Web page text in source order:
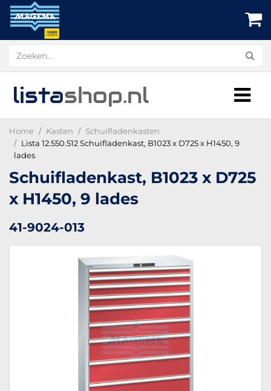
listashop.nl
Home Kasten
Schuifladenkasten
Lista 12.550.512 Schuifladenkast, B1023 x D725 x H1450, 9
lades
Schuifladenkast, B1023 x D725
x H1450, 9 lades
41-9024-013